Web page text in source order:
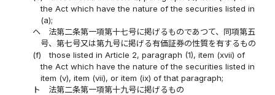
the Act which have the nature of the securities listed in
(a);
ヘ
法第二条第一項第十七号に掲げるものであつて、同項第五
号、第七号又は第九号に掲げる有価証券の性質を有するもの
(f)
those listed in Article 2, paragraph (1), item (xvii) of
the Act which have the nature of the securities listed in
item (v), item (vii), or item (ix) of that paragraph;
ト
法第二条第一項第十九号に掲げるもの